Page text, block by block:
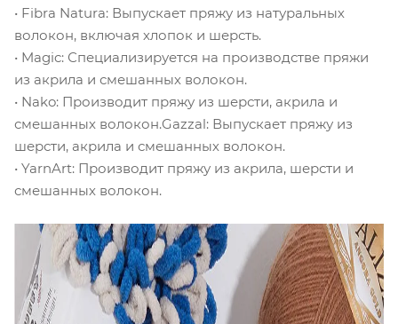
• Fibra Natura: Выпускает пряжу из натуральных
волокон, включая хлопок и шерсть.
• Magic: Специализируется на производстве пряжи
из акрила и смешанных волокон.
• Nako: Производит пряжу из шерсти, акрила и
смешанных волокон.Gazzal: Выпускает пряжу из
шерсти, акрила и смешанных волокон.
• YarnArt: Производит пряжу из акрила, шерсти и
смешанных волокон.